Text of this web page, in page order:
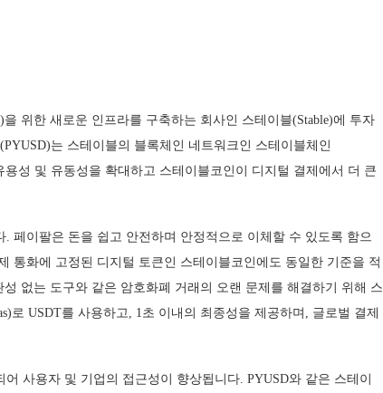
을 위한 새로운 인프라를 구축하는 회사인 스테이블(Stable)에 투자
는 스테이블의 블록체인 네트워크인 스테이블체인
성 및 유동성을 확대하고 스테이블코인이 디지털 결제에서 더 큰
페이팔은 돈을 쉽고 안전하며 안정적으로 이체할 수 있도록 함으
통화에 고정된 디지털 토큰인 스테이블코인에도 동일한 기준을 적
없는 도구와 같은 암호화폐 거래의 오랜 문제를 해결하기 위해 스
로 USDT를 사용하고, 1초 이내의 최종성을 제공하며, 글로벌 결제
사용자 및 기업의 접근성이 향상됩니다. PYUSD와 같은 스테이